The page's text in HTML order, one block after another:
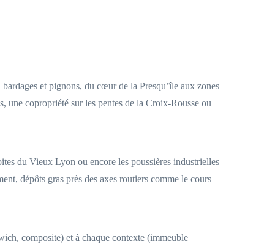
et pignons, du cœur de la Presqu’île aux zones
une copropriété sur les pentes de la Croix-Rousse ou
du Vieux Lyon ou encore les poussières industrielles
dépôts gras près des axes routiers comme le cours
composite) et à chaque contexte (immeuble